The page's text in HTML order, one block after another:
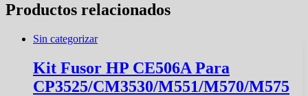
Productos relacionados
Sin categorizar
Kit Fusor HP CE506A Para
CP3525/CM3530/M551/M570/M575